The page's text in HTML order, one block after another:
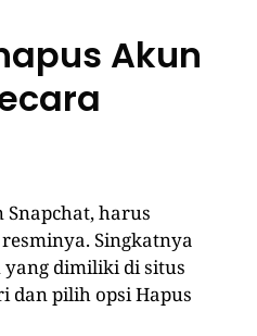
Akun
harus
Singkatnya
dimiliki di situs
dan pilih opsi Hapus